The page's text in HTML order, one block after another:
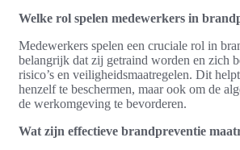
Welke rol spelen medewerkers in
Medewerkers spelen een cruciale rol in
belangrijk dat zij getraind worden en zich
risico’s en veiligheidsmaatregelen. Dit
henzelf te beschermen, maar ook om de
de werkomgeving te bevorderen.
Wat zijn effectieve brandpreventie